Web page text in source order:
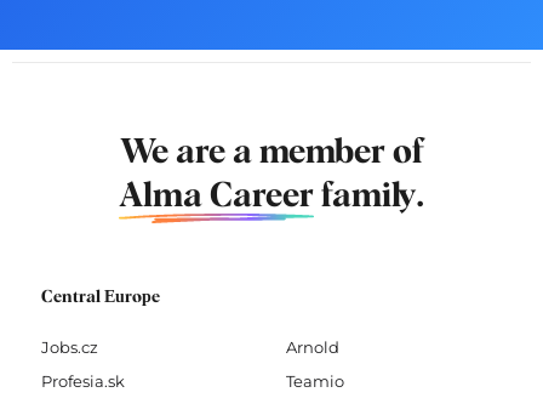
We are a member of
Alma Career family.
Central Europe
Jobs.cz
Profesia.sk
Arnold
Teamio